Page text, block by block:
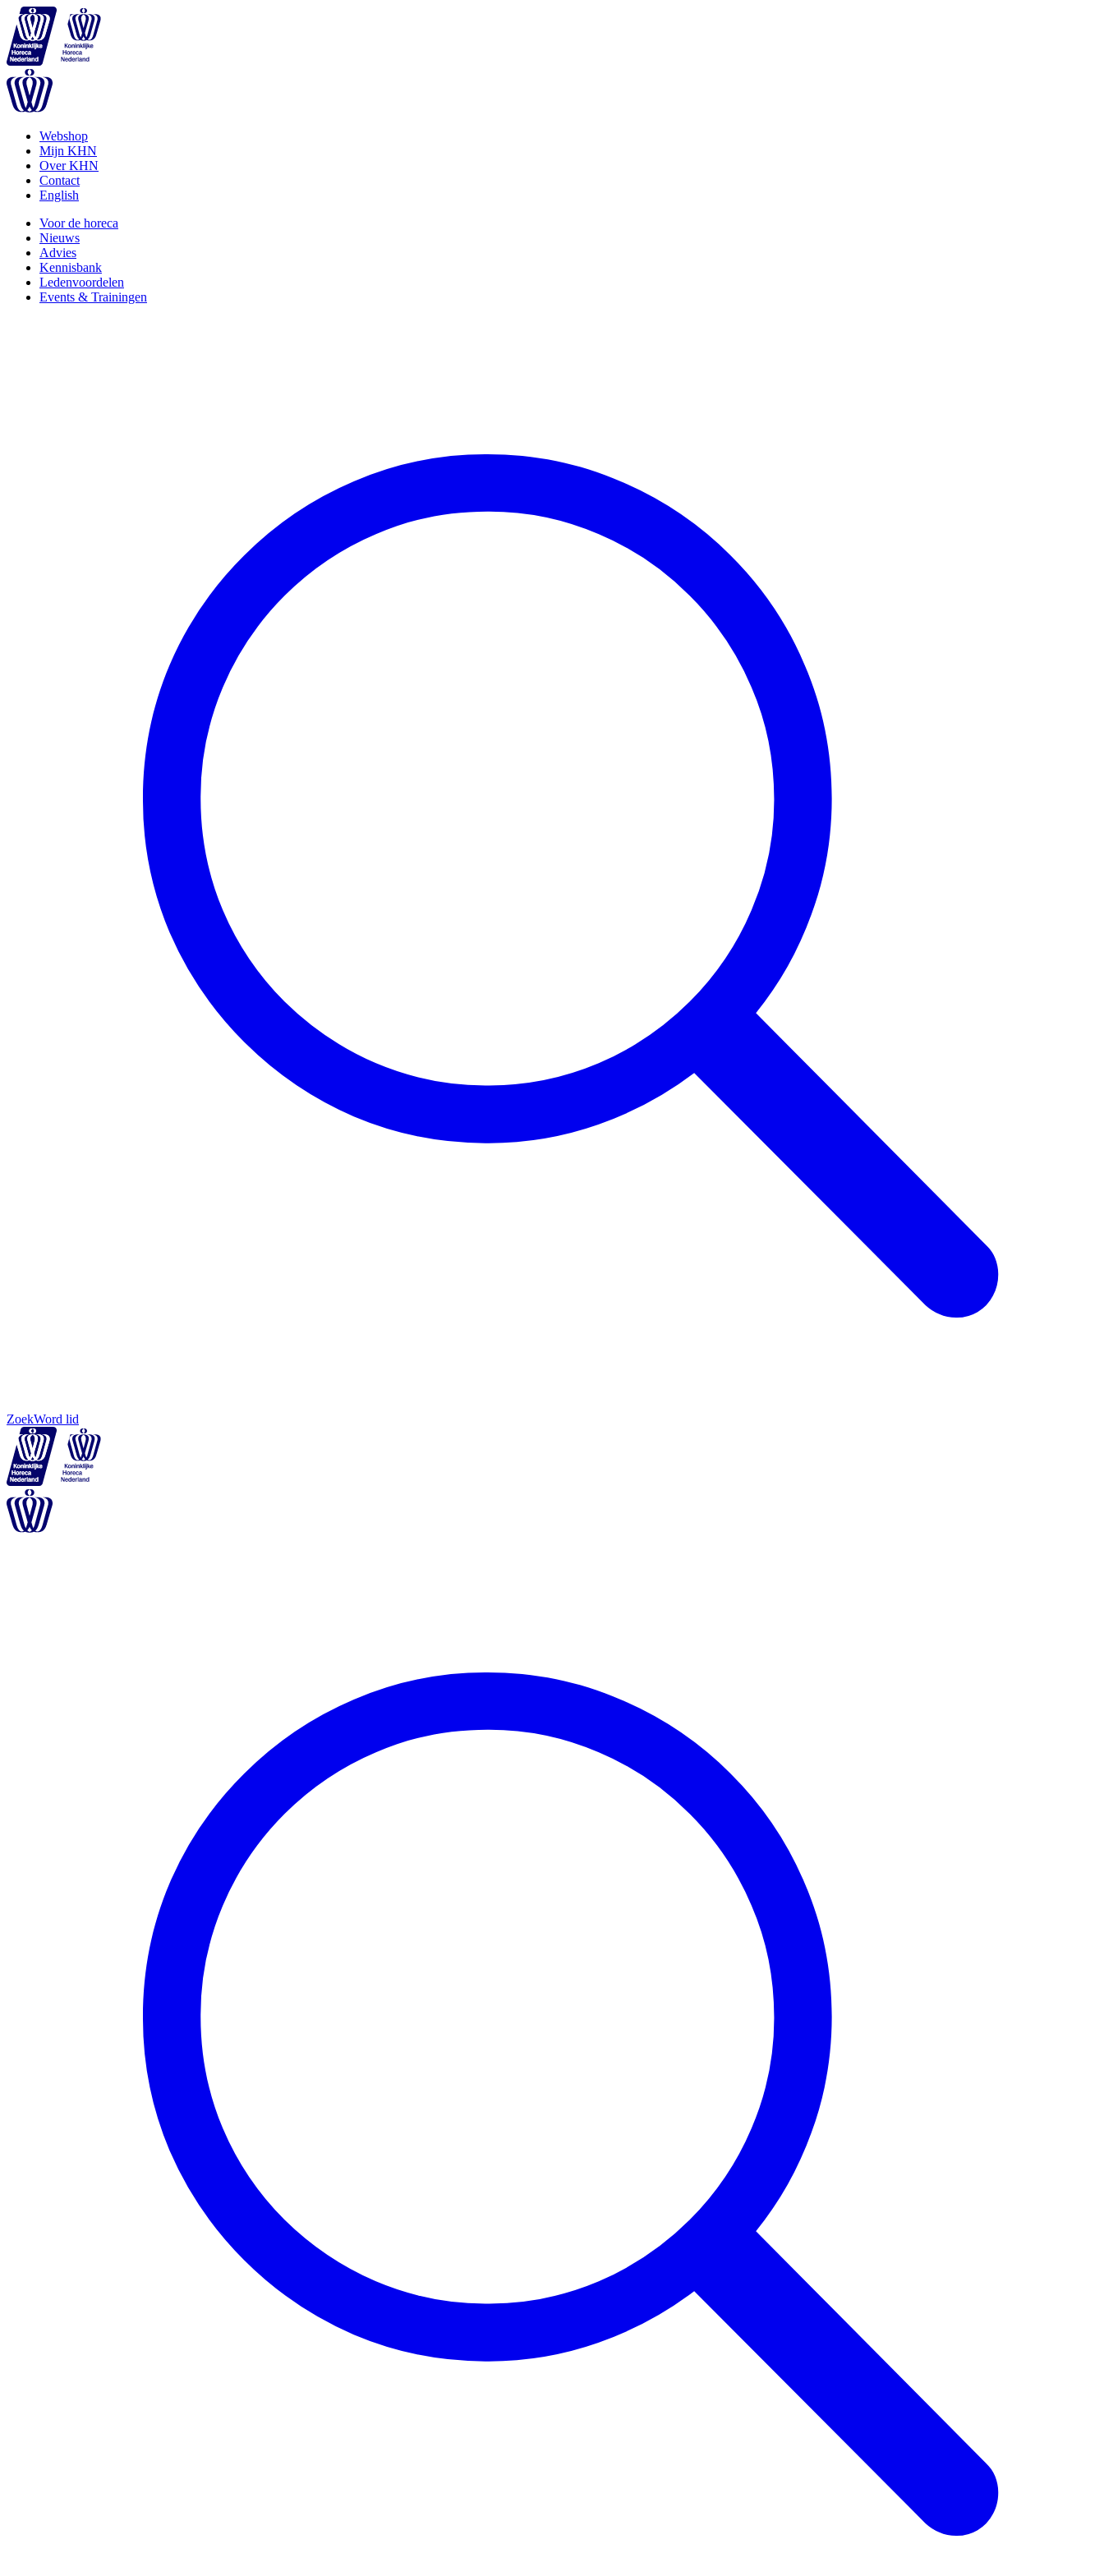
Webshop
Mijn KHN
Over KHN
Contact
English
Voor de horeca
Nieuws
Advies
Kennisbank
Ledenvoordelen
Events & Trainingen
ZoekWord lid